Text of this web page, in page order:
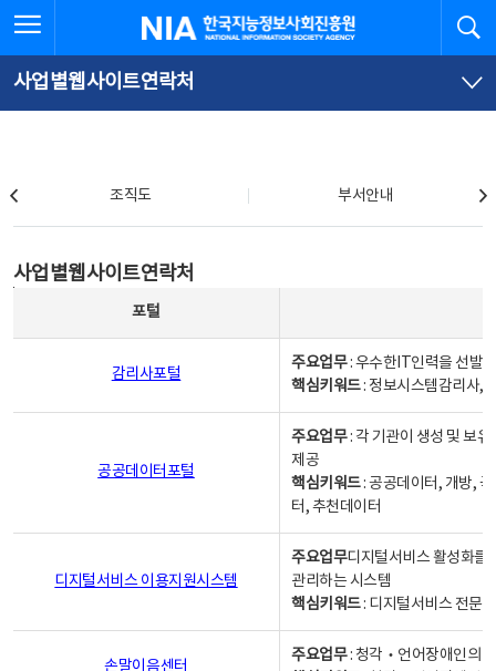
문
로
가
체
뉴
바
가
한국지능정보사회진흥원
사업별웹사이트연락처
조직도 부서안내
사업별웹사이트연락처
포털
감리사포털
주요업무: 우수한IT인력을 선발
핵심키워드: 정보시스템감리사,
공공데이터포털
주요업무: 각 기관이 생성 및 보
제공
핵심키워드: 공공데이터, 개방,
터, 추천데이터
디지털서비스 이용지원시스템
주요업무디지털서비스 활성화를
관리하는 시스템
핵심키워드: 디지털서비스 전문
손말이음센터
주요업무: 청각‧언어장애인의